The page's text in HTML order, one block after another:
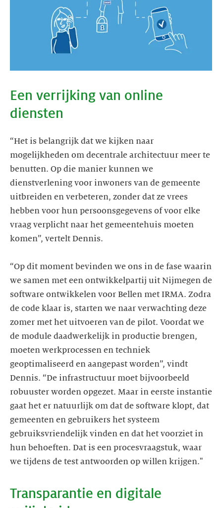
Een verrijking van online
diensten
“Het is belangrijk dat we kijken naar
mogelijkheden om decentrale architectuur meer te
benutten. Op die manier kunnen we
dienstverlening voor inwoners van de gemeente
uitbreiden en verbeteren, zonder dat ze vrees
hebben voor hun persoonsgegevens of voor elke
vraag verplicht naar het gemeentehuis moeten
komen”, vertelt Dennis.
“Op dit moment bevinden we ons in de fase waarin
we samen met een ontwikkelpartij uit Nijmegen de
software ontwikkelen voor Bellen met IRMA. Zodra
de code klaar is, starten we naar verwachting deze
zomer met het uitvoeren van de pilot. Voordat we
de module daadwerkelijk in productie brengen,
moeten werkprocessen en techniek
geoptimaliseerd en aangepast worden”, vindt
Dennis. “De infrastructuur moet bijvoorbeeld
robuuster worden opgezet. Maar in eerste instantie
gaat het er natuurlijk om dat de software klopt, dat
gemeenten en gebruikers het systeem
gebruiksvriendelijk vinden en dat het voorziet in
hun behoeften. Dat is een procesvraagstuk, waar
we tijdens de test antwoorden op willen krijgen."
Transparantie en digitale